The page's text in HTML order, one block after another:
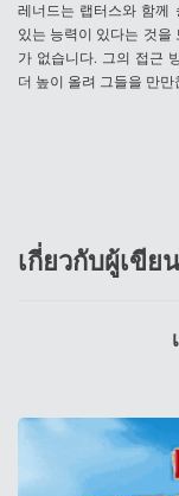
레너드는 랩터스와 함께
있는 능력이 있다는 것을
가 없습니다. 그의 접근
더 높이 올려 그들을 만
เกี่ยวกับผู้เขียน